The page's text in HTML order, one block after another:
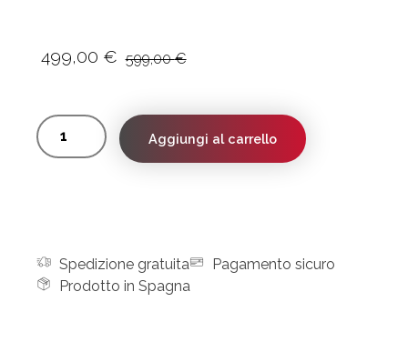
499,00 € 599,00€
Aggiungi al carrello
Spedizione gratuita
Pagamento sicuro
Prodotto in Spagna